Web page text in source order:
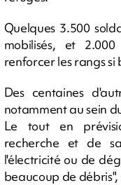
Quelques 3.500
mobilisés, et
renforcer les rangs si
Des centaines
notamment au sein
Le tout en
recherche et de
l'électricité ou de
beaucoup de